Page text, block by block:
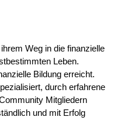
Weg in die finanzielle
Leben.
Bildung erreicht.
durch erfahrene
Mitgliedern
und mit Erfolg